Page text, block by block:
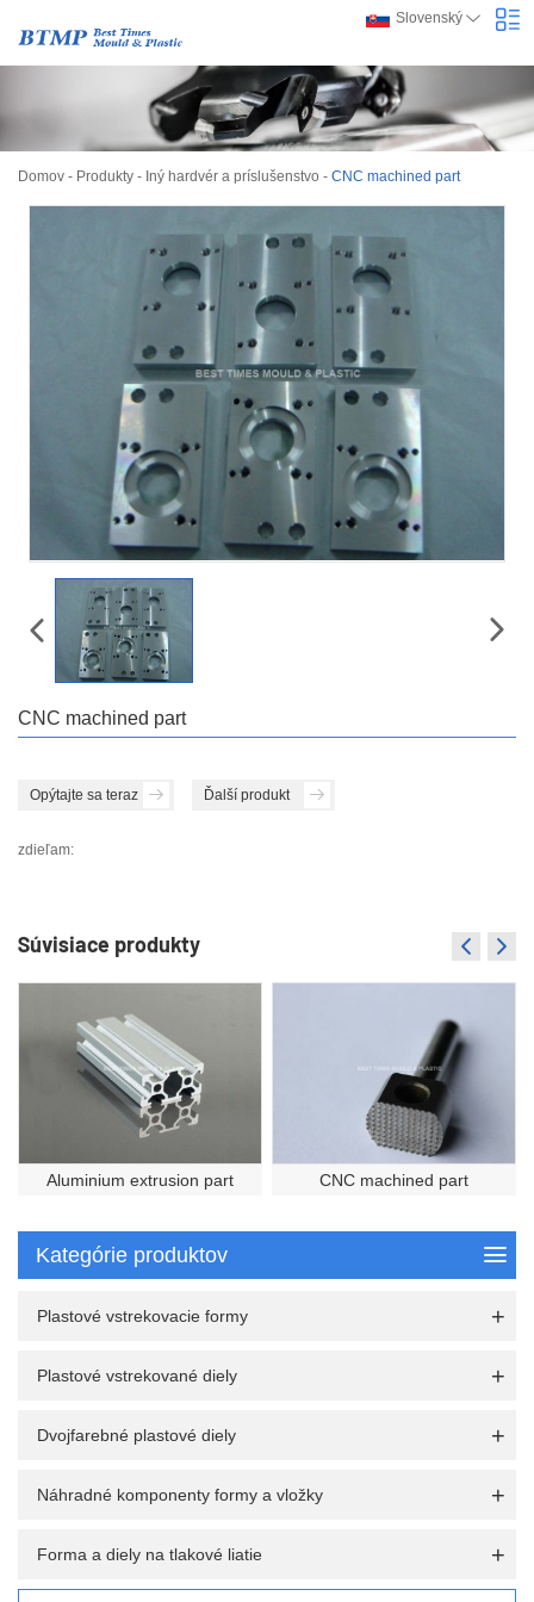
Slovenský
Domov - Produkty - Iný hardvér a príslušenstvo - CNC machined part
CNC machined part
Opýtajte sa teraz Ďalší produkt
zdieľam:
Súvisiace produkty
Aluminium extrusion part CNC machined part
Kategórie produktov
Plastové vstrekovacie formy
Plastové vstrekované diely
Dvojfarebné plastové diely
Náhradné komponenty formy a vložky
Forma a diely na tlakové liatie